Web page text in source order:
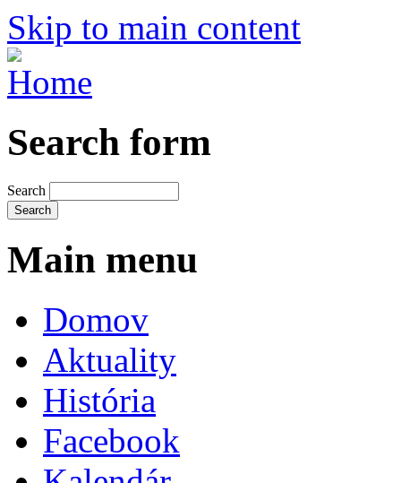
Skip to main content
Search form
Search
Main menu
Domov
Aktuality
História
Facebook